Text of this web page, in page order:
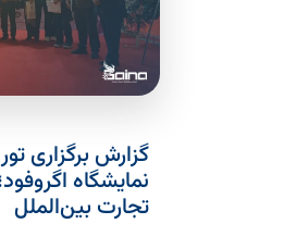
گزارش برگزاری
نمایشگاه
تجارت بین‌الملل